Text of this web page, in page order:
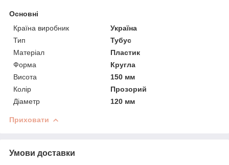
Основні
Країна виробник
Україна
Тип
Тубус
Матеріал
Пластик
Форма
Кругла
Висота
150 мм
Колір
Прозорий
Діаметр
120 мм
Приховати
Умови доставки